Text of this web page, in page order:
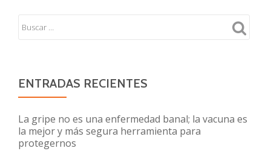
ENTRADAS RECIENTES
La gripe no es una enfermedad banal; la vacuna es
la mejor y más segura herramienta para
protegernos